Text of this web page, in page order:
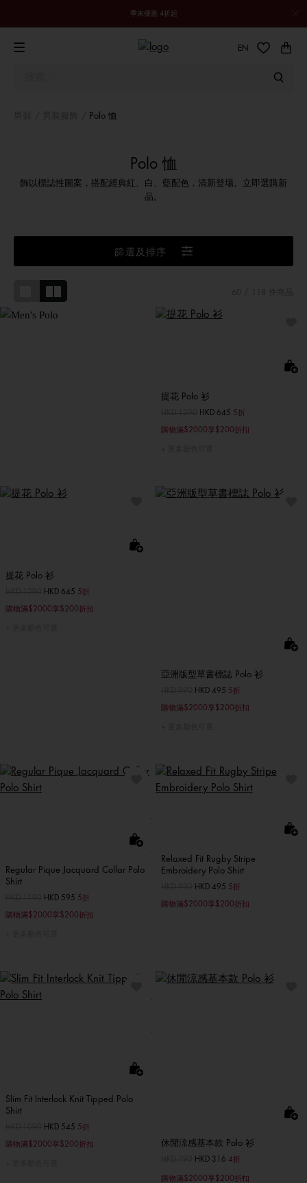
季末優惠 4折起
EN
Polo 恤
Polo 恤
飾以標誌性圖案，搭配經典紅、白、藍配色，清新登場。立即選購新
品。
篩選及排序
提花 Polo 衫
至HKD 645 5折
購物滿$2000享$200折扣
提花 Polo 衫
至HKD 645 5折
購物滿$2000享$200折扣
亞洲版型草書標誌 Polo 衫
價格扣減從至HKD 495 5折
購物滿$2000享$200折扣
Regular Pique Jacquard Collar Polo
Shirt
至HKD 595 5折
購物滿$2000享$200折扣
Relaxed Fit Rugby Stripe
Embroidery Polo Shirt
價格扣減從至HKD 495 5折
購物滿$2000享$200折扣
Slim Fit Interlock Knit Tipped Polo
Shirt
至HKD 545 5折
購物滿$2000享$200折扣 休閒涼感基本款 Polo 衫
價格扣減從至HKD 316 4折
購物滿$2000享$200折扣